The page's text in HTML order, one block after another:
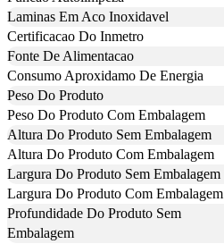
Laminas Em Aco Inoxidavel
Certificacao Do Inmetro
Fonte De Alimentacao
Consumo Aproxidamo De Energia
Peso Do Produto
Peso Do Produto Com Embalagem
Altura Do Produto Sem Embalagem
Altura Do Produto Com Embalagem
Largura Do Produto Sem Embalagem
Largura Do Produto Com Embalagem
Profundidade Do Produto Sem
Embalagem